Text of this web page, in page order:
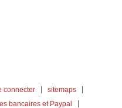
connecter
sitemaps
bancaires et Paypal